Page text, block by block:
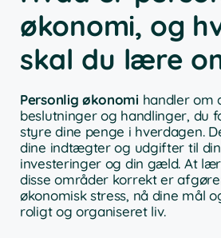
økonomi, og
skal du lære
Personlig økonomi handler om
beslutninger og handlinger, du
styre dine penge i hverdagen.
dine indtægter og udgifter til
investeringer og din gæld. At
disse områder korrekt er
økonomisk stress, nå dine mål
roligt og organiseret liv.